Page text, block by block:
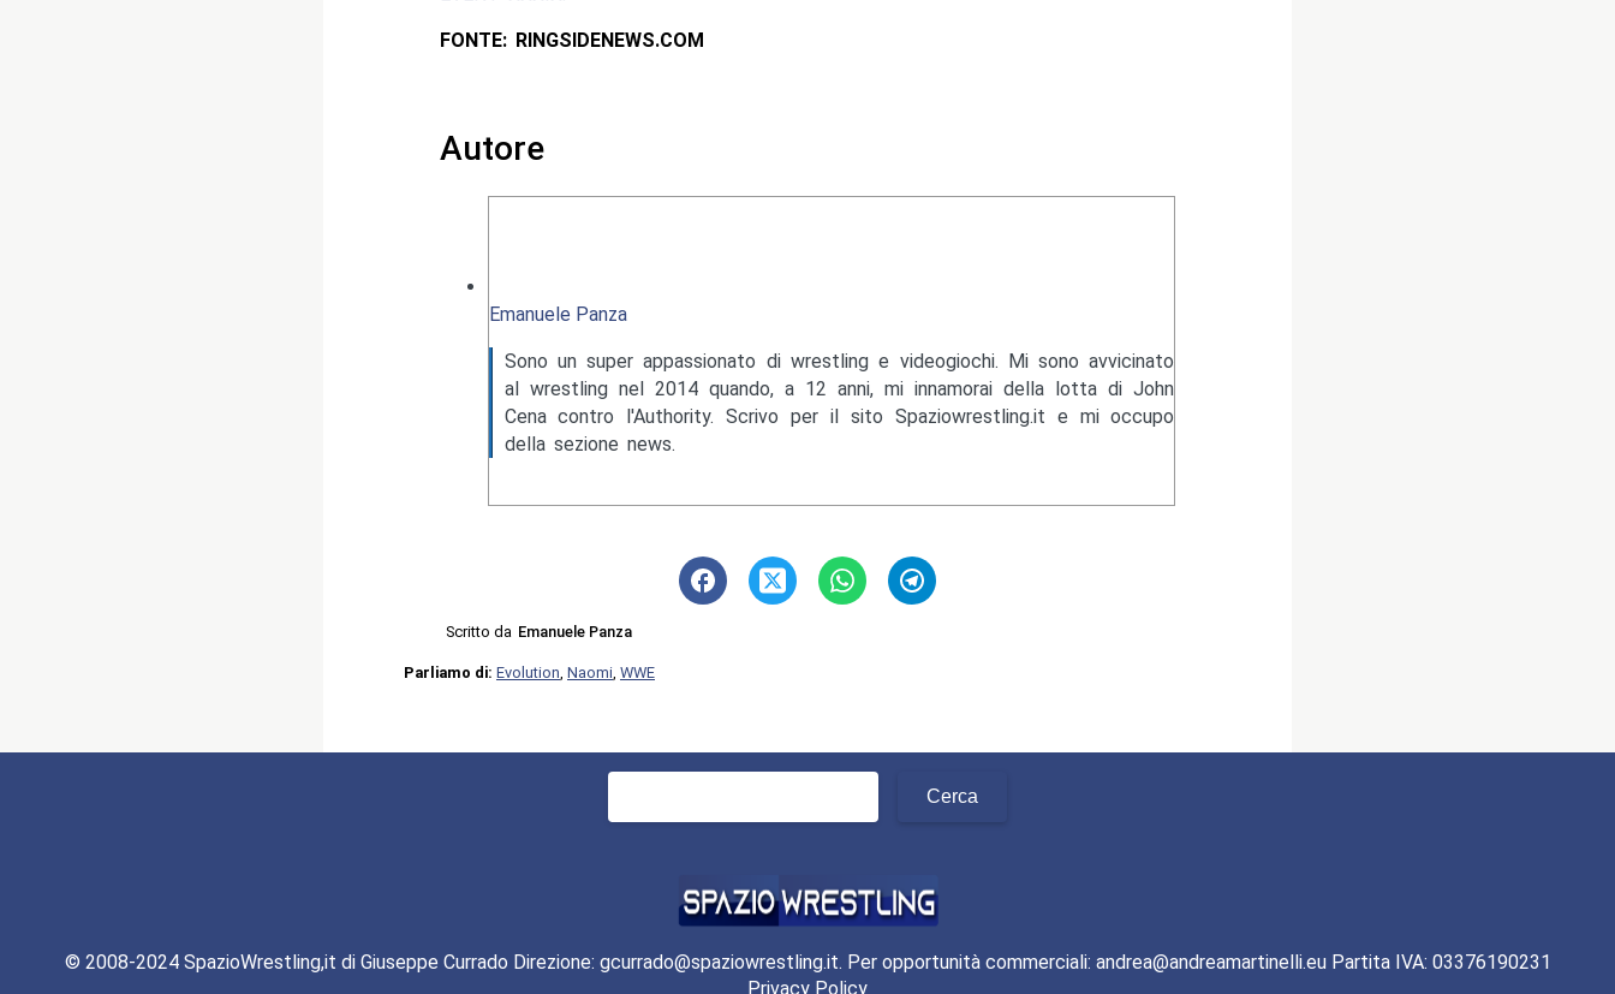
FONTE: RINGSIDENEWS.COM
Autore
Emanuele Panza
Sono un super appassionato di wrestling e videogiochi. Mi sono avvicinato
al wrestling nel 2014 quando, a 12 anni, mi innamorai della lotta di John
Cena contro l'Authority. Scrivo per il sito Spaziowrestling.it e mi occupo
della sezione news.
Scritto da Emanuele Panza
Parliamo di: Evolution Naomi WWE
Ricerca
© 2008-2024 SpazioWrestling,it di Giuseppe Currado Direzione: gcurrado@spaziowrestling.it. Per opportunità commerciali: andrea@andreamartinelli.eu Partita IVA: 03376190231
Privacy Policy